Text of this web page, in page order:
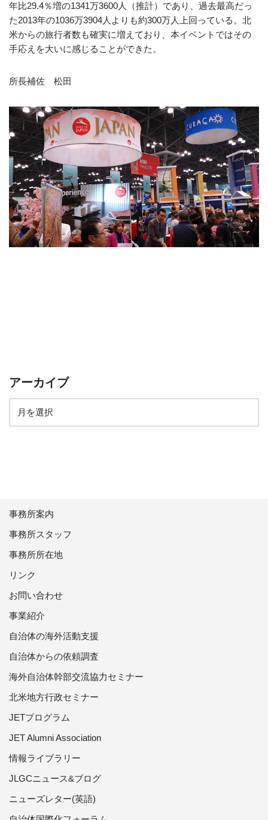
年比29.4％増の1341万3600人（推計）であり、過去最高だっ
た2013年の1036万3904人よりも約300万人上回っている。北
米からの旅行者数も確実に増えており、本イベントではその
手応えを大いに感じることができた。
所長補佐 松田
アーカイブ
事務所案内
事務所スタッフ
事務所所在地
リンク
お問い合わせ
事業紹介
自治体の海外活動支援
自治体からの依頼調査
海外自治体幹部交流協力セミナー
北米地方行政セミナー
JETプログラム
JET Alumni Association
情報ライブラリー
JLGCニュース&ブログ
ニューズレター(英語)